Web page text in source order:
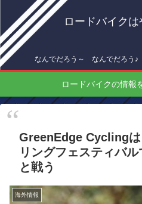
ロードバイク
なんでだろう～ なんでだろう
ロードバイクの情報
GreenEdge Cyclingは
リングフェスティバ
と戦う
海外情報